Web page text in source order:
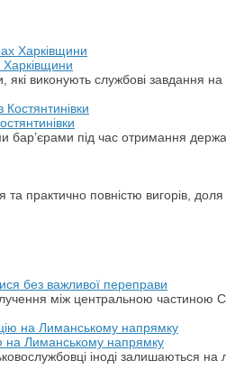
Харківщини
виконують службові завдання
під час отримання
практично повністю вигорів, доля
без важливої переправи
між центральною частиною
на Лиманському напрямку
іноді залишаються на